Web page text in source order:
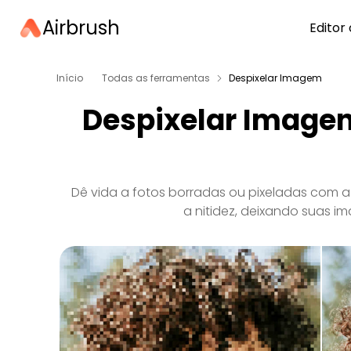
Airbrush Editor
Início Todas as ferramentas Despixelar Imagem
Despixelar
Dê vida a fotos borradas ou pixeladas com
a nitidez, deixando suas